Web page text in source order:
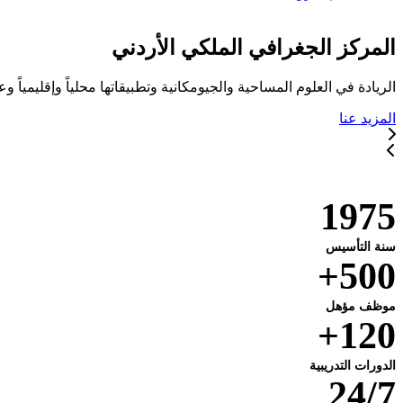
المركز الجغرافي الملكي الأردني
الريادة في العلوم المساحية والجيومكانية وتطبيقاتها محلياً وإقليمياً
المزيد عنا
1975
سنة التأسيس
500+
موظف مؤهل
120+
الدورات التدريبية